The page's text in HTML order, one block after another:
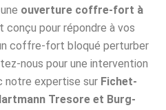
ouverture coffre-fort à
conçu pour répondre à vos
coffre-fort bloqué perturber
nous pour une intervention
notre expertise sur Fichet-
Tresore et Burg-